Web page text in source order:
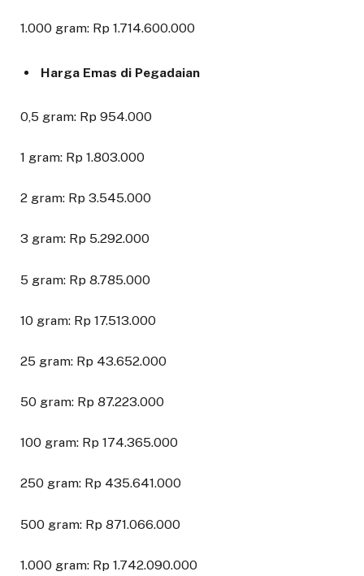
1.000 gram: Rp 1.714.600.000
Harga Emas di Pegadaian
0,5 gram: Rp 954.000
1 gram: Rp 1.803.000
2 gram: Rp 3.545.000
3 gram: Rp 5.292.000
5 gram: Rp 8.785.000
10 gram: Rp 17.513.000
25 gram: Rp 43.652.000
50 gram: Rp 87.223.000
100 gram: Rp 174.365.000
250 gram: Rp 435.641.000
500 gram: Rp 871.066.000
1.000 gram: Rp 1.742.090.000